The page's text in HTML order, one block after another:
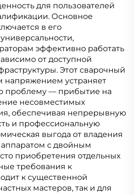
для пользователей
Основное
в его
эффективно работать
от доступной
Этот сварочный
напряжением устраняет
проблему — прибытие на
несовместимых
обеспечивая непрерывную
и профессиональную
выгода от владения
с двойным
приобретения отдельных
требования к
к существенной
мастеров, так и для